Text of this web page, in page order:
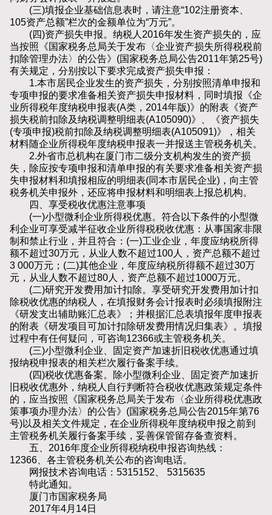
(三)填报企业基础信息表时，请注意“102注册资本、
105资产总额”栏次的金额单位为“万元”。
(四)资产损失申报。纳税人2016年发生资产损失的，应
当按照《国家税务总局关于发布〈企业资产损失所得税税前
扣除管理办法〉的公告》(国家税务总局公告2011年第25号)
有关规定，分别按以下要求完成资产损失申报：
1.本市居民企业发生的资产损失，分别按照清单申报和
专项申报的要求准备相关资产损失申报材料，同时填报《企
业所得税年度纳税申报表(A类，2014年版)》的附表《资产
损失税前扣除及纳税调整明细表(A105090)》、《资产损失
(专项申报)税前扣除及纳税调整明细表(A105091)》，相关
材料随企业所得税年度纳税申报表一并报送主管税务机关。
2.外省市总机构在厦门市二级分支机构发生的资产损
失，除应按专项申报和清单申报的有关要求准备相关资产损
失申报材料和填报相应的明细表(同本市居民企业)，向主管
税务机关申报外，还应将申报材料和明细表上报总机构。
四、享受税收优惠注意事项
(一)小型微利企业所得税优惠。符合以下条件的小型微
利企业可享受减半征收企业所得税税收优惠：从事国家非限
制和禁止行业，并且符合：(一)工业企业，年度应纳税所得
额不超过30万元，从业人数不超过100人，资产总额不超过
3 000万元；(二)其他企业，年度应纳税所得额不超过30万
元，从业人数不超过80人，资产总额不超过1000万元。
(二)研究开发费用加计扣除。享受研究开发费用加计扣
除税收优惠的纳税人，在填报财务会计报表时必须填报附注
《研发支出辅助账汇总表》；并根据汇总表填报年度申报表
的附表《研发项目可加计扣除研发费用情况归集表》。填报
过程中有任何疑问，可咨询12366或主管税务机关。
(三)小型微利企业、固定资产加速折旧税收优惠通过填
报纳税申报表的相关栏次履行备案手续。
(四)税收优惠备案。除小型微利企业、固定资产加速折
旧税收优惠外，纳税人自行判断符合税收优惠政策规定条件
的，应当按照《国家税务总局关于发布〈企业所得税优惠政
策事项办理办法〉的公告》(国家税务总局公告2015年第76
号)以及相关文件规定，在企业所得税年度纳税申报之前到
主管税务机关履行备案手续，妥善保管留存备查资料。
五、2016年度企业所得税纳税申报咨询热线：
12366、各主管税务机关公布的咨询电话。
网报技术咨询电话：5315152、 5315635
特此通知。
厦门市国家税务局
2017年4月14日